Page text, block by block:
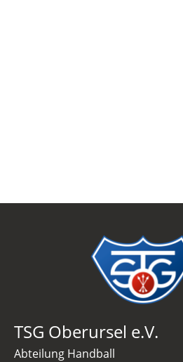
TSG Oberursel e.V.
Abteilung Handball